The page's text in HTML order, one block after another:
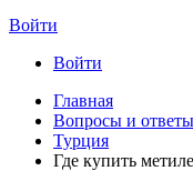
Войти
Войти
Главная
Вопросы и ответы
Турция
Где купить